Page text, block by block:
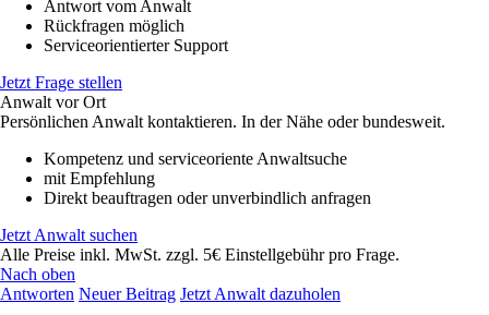
Antwort vom Anwalt
Rückfragen möglich
Serviceorientierter Support
Jetzt Frage stellen
Anwalt vor Ort
Persönlichen Anwalt kontaktieren. In der Nähe oder bundesweit.
Kompetenz und serviceoriente Anwaltsuche
mit Empfehlung
Direkt beauftragen oder unverbindlich anfragen
Jetzt Anwalt suchen
Alle Preise inkl. MwSt. zzgl. 5€ Einstellgebühr pro Frage.
Nach oben
Antworten Neuer Beitrag Jetzt Anwalt dazuholen